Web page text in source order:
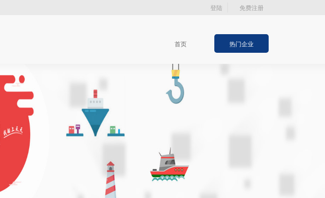
登陆 免费注册
首页 热门企业